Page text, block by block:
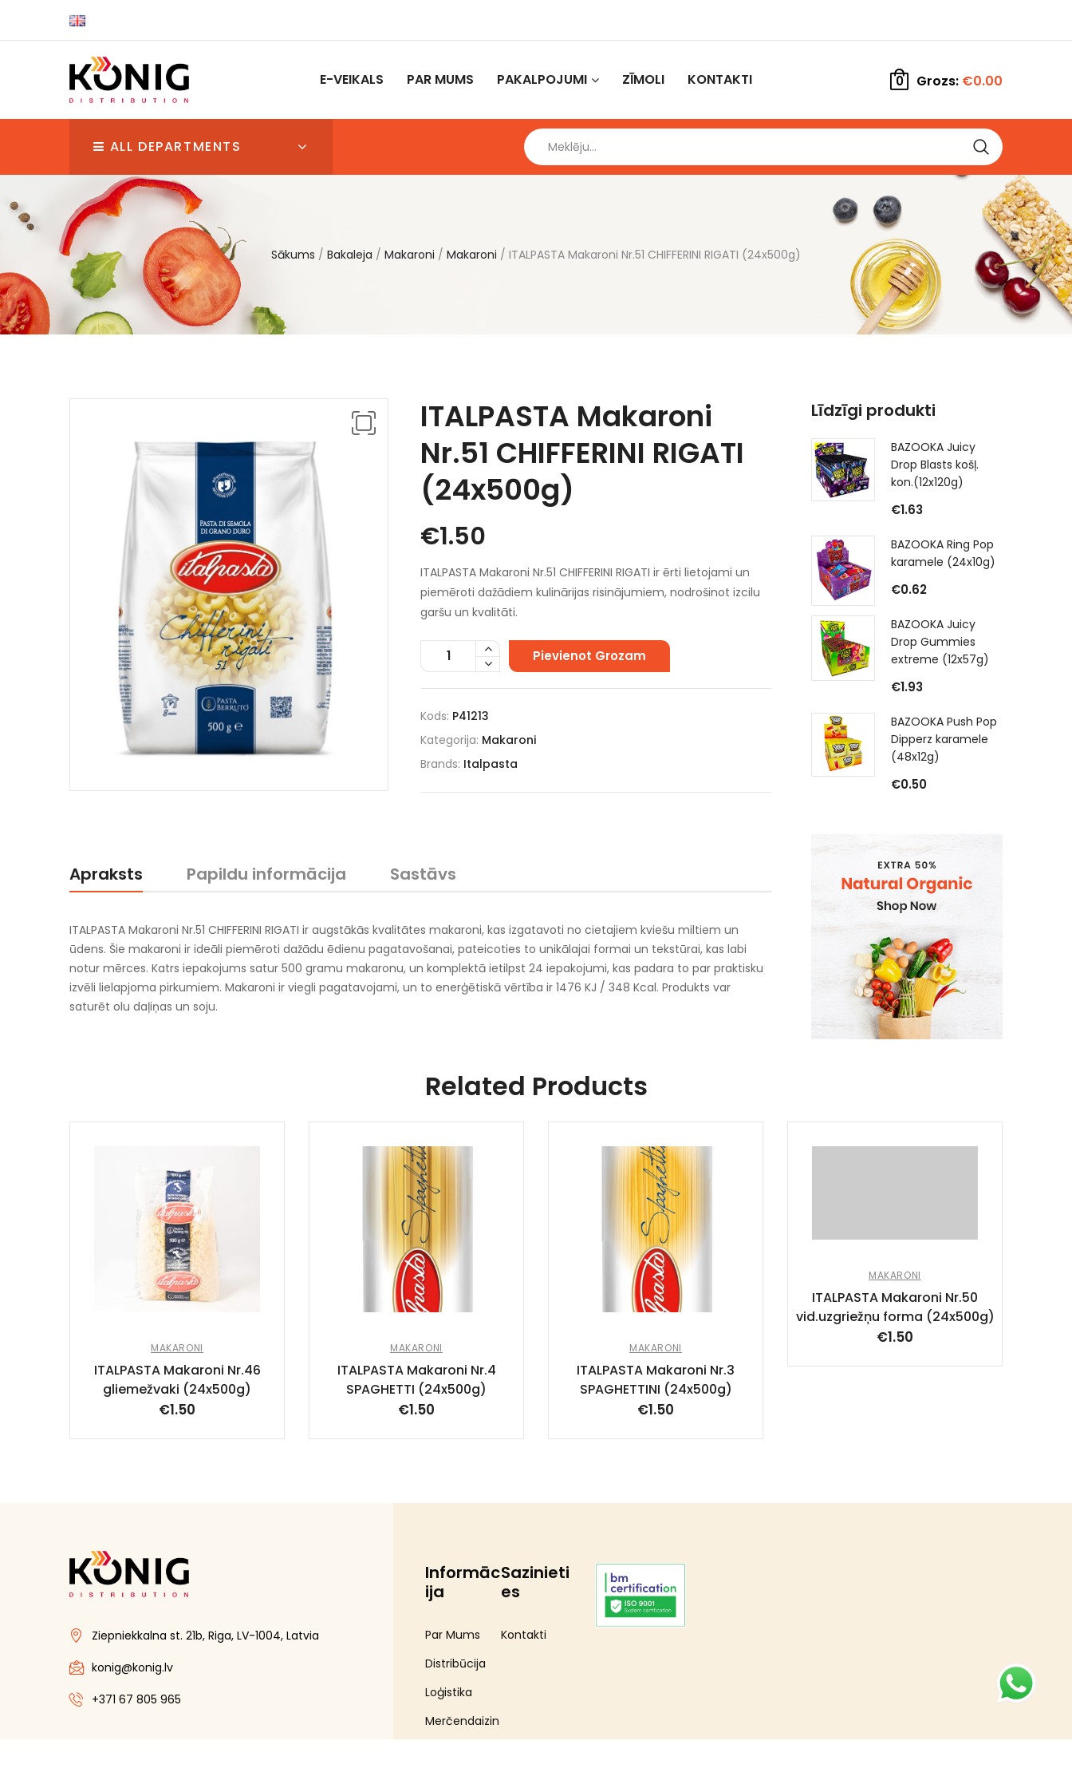
E-VEIKALS PAR MUMS PAKALPOJUMI ZĪMOLI KONTAKTI 0 Grozs: €0.00
ALL DEPARTMENTS
Sākums Bakaleja Makaroni Makaroni ITALPASTA Makaroni Nr.51 CHIFFERINI RIGATI (24x500g)
ITALPASTA Makaroni
Nr.51 CHIFFERINI RIGATI
(24x500g)
€1.50
ITALPASTA Makaroni Nr.51 CHIFFERINI RIGATI ir ērti lietojami un
piemēroti dažādiem kulinārijas risinājumiem, nodrošinot izcilu
garšu un kvalitāti.
Pievienot Grozam
Kods: P41213
Kategorija: Makaroni
Brands: Italpasta
Apraksts Papildu informācija Sastāvs
ITALPASTA Makaroni Nr.51 CHIFFERINI RIGATI ir augstākās kvalitātes makaroni, kas izgatavoti no cietajiem kviešu miltiem un
ūdens. Šie makaroni ir ideāli piemēroti dažādu ēdienu pagatavošanai, pateicoties to unikālajai formai un tekstūrai, kas labi
notur mērces. Katrs iepakojums satur 500 gramu makaronu, un komplektā ietilpst 24 iepakojumi, kas padara to par praktisku
izvēli lielapjoma pirkumiem. Makaroni ir viegli pagatavojami, un to enerģētiskā vērtība ir 1476 KJ / 348 Kcal. Produkts var
saturēt olu daļiņas un soju.
Līdzīgi produkti
BAZOOKA Juicy
Drop Blasts košļ.
kon.(12x120g)
€1.63
BAZOOKA Ring Pop
karamele (24x10g)
€0.62
BAZOOKA Juicy
Drop Gummies
extreme (12x57g)
€1.93
BAZOOKA Push Pop
Dipperz karamele
(48x12g)
€0.50
Related Products
MAKARONI
ITALPASTA Makaroni Nr.46
gliemežvaki (24x500g)
€1.50
MAKARONI
ITALPASTA Makaroni Nr.4
SPAGHETTI (24x500g)
€1.50
MAKARONI
ITALPASTA Makaroni Nr.3
SPAGHETTINI (24x500g)
€1.50
MAKARONI
ITALPASTA Makaroni Nr.50
vid.uzgriežņu forma (24x500g)
€1.50
Ziepniekkalna st. 21b, Riga, LV-1004, Latvia
konig@konig.lv
+371 67 805 965
Informāc
ija
Par Mums
Distribūcija
Loģistika
Merčendaizin
gs
Sazinieti
es
Kontakti